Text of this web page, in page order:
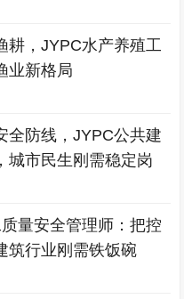
耕，JYPC水产养殖工
业新格局
全防线，JYPC公共建
城市民生刚需稳定岗
量安全管理师：把控
筑行业刚需铁饭碗